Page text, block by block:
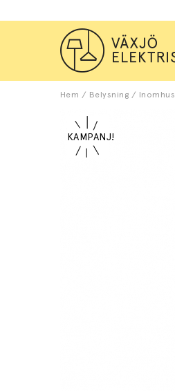
Hem / Belysning / Inomhus